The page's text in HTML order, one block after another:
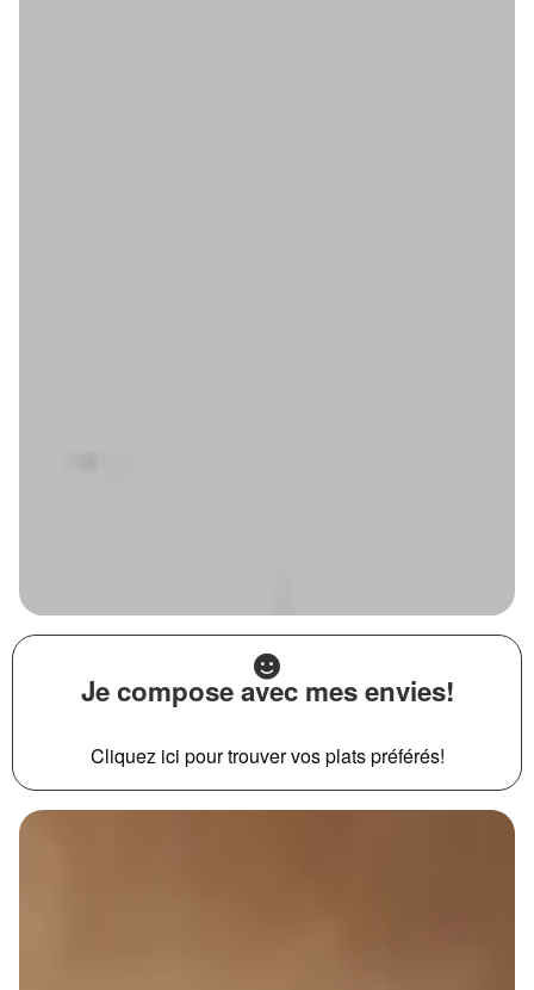
Je compose avec mes envies!
Cliquez ici pour trouver vos plats préférés!